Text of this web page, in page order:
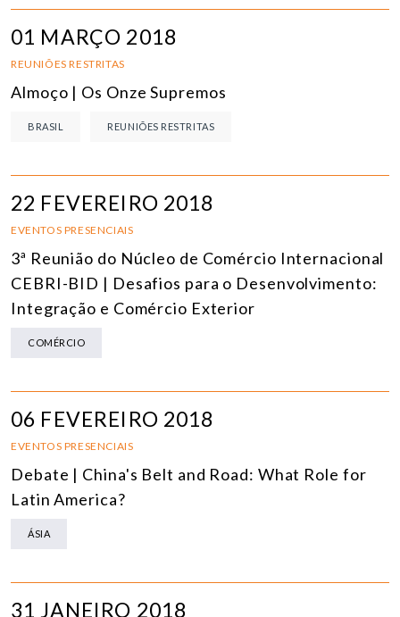
01 MARÇO 2018
REUNIÕES RESTRITAS
Almoço | Os Onze Supremos
BRASIL REUNIÕES RESTRITAS
22 FEVEREIRO 2018
EVENTOS PRESENCIAIS
3ª Reunião do Núcleo de Comércio Internacional
CEBRI-BID | Desafios para o Desenvolvimento:
Integração e Comércio Exterior
COMÉRCIO
06 FEVEREIRO 2018
EVENTOS PRESENCIAIS
Debate | China's Belt and Road: What Role for
Latin America?
ÁSIA
31 JANEIRO 2018